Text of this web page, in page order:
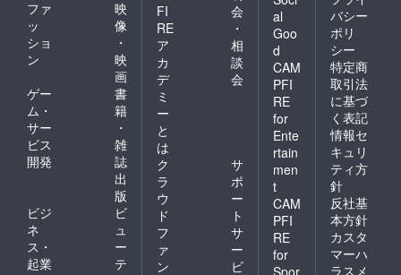
ファ
ッ
ショ
ン
映
像
・
映
画
ゲー
ム・
サー
ビス
開発
書
籍
・
雑
誌
出
版
ビジ
ネ
ス・
起業
ビ
ュ
ー
テ
FI
RE
ア
カ
デ
ミ
ー
と
は
会
・
相
談
会
ク
ラ
ウ
ド
フ
ァ
ン
サ
ポ
ー
ト
サ
ー
ビ
al
Goo
d
CAM
PFI
RE
for
Ente
rtain
men
t
CAM
PFI
RE
for
バシー
ポリ
シー
特定商
取引法
に基づ
く表記
情報セ
キュリ
ティ方
針
反社基
本方針
カスタ
マーハ
ラスメ